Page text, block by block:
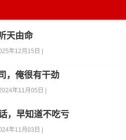
天由命
年12月15日 |
，俺很有干劲
年11月05日 |
，早知道不吃亏
年11月03日 |